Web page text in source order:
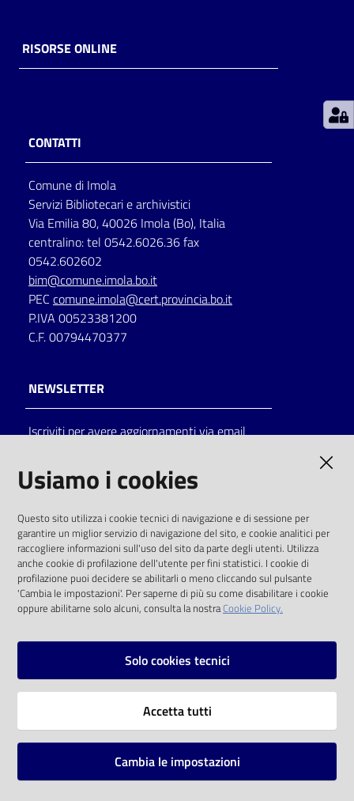
storico
per
lettura
Seguici
su
Catalogo
on line
Eventi
Chiedi al
bibliotecario
RISORSE ONLINE
CONTATTI
Comune di Imola
Servizi Bibliotecari e archivistici
Via Emilia 80, 40026 Imola (Bo), Italia
centralino: tel 0542.6026.36 fax
0542.602602
bim@comune.imola.bo.it
PEC comune.imola@cert.provincia.bo.it
P.IVA 00523381200
C.F. 00794470377
NEWSLETTER
Iscriviti per avere aggiornamenti via email
solo alle condizioni previste dalla direttiva
comunitaria 2003/98/CE e dal d.lgs. 36/2006
SOCIAL
Instagram
Vai alla pagina
Mappa del sito
Usiamo i cookies
Questo sito utilizza i cookie tecnici di navigazione e di sessione per
garantire un miglior servizio di navigazione del sito, e cookie analitici per
raccogliere informazioni sull'uso del sito da parte degli utenti. Utilizza
anche cookie di profilazione dell'utente per fini statistici. I cookie di
profilazione puoi decidere se abilitarli o meno cliccando sul pulsante
'Cambia le impostazioni'. Per saperne di più su come disabilitare i cookie
oppure abilitarne solo alcuni, consulta la nostraCookie Policy.
Solo cookies tecnici
Accetta tutti
Cambia le impostazioni